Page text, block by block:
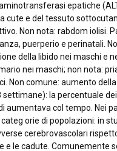
epatiche
cute e del tessuto
Non nota: rabdom iolisi.
puerperio e perinatali.
della libido nei maschi
nei maschi; non nota:
Non comune: aumento
la percentuale
aumentava col tempo. Nei
orie di popolazioni: in
cerebrovascolari
e le cadute.